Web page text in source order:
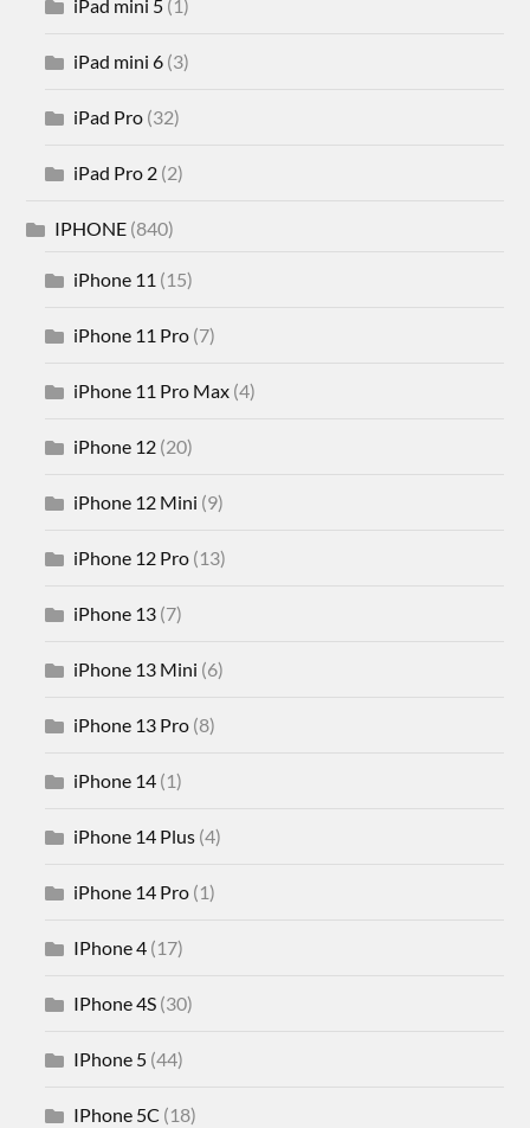
iPad mini 5 (1)
iPad mini 6 (3)
iPad Pro (32)
iPad Pro 2 (2)
IPHONE (840)
iPhone 11 (15)
iPhone 11 Pro (7)
iPhone 11 Pro Max (4)
iPhone 12 (20)
iPhone 12 Mini (9)
iPhone 12 Pro (13)
iPhone 13 (7)
iPhone 13 Mini (6)
iPhone 13 Pro (8)
iPhone 14 (1)
iPhone 14 Plus (4)
iPhone 14 Pro (1)
IPhone 4 (17)
IPhone 4S (30)
IPhone 5 (44)
IPhone 5C (18)